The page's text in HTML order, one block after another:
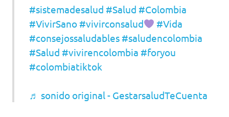
#sistemadesalud #Salud #Colombia
#VivirSano #vivirconsalud
#Vida
#consejossaludables #saludencolombia
#Salud #vivirencolombia #foryou
#colombiatiktok
♬ sonido original - GestarsaludTeCuenta